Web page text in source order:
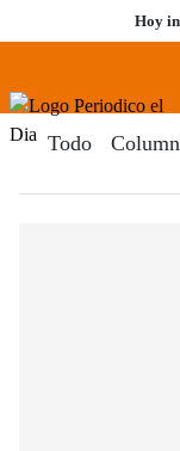
al
Hoy
Menú
Todo